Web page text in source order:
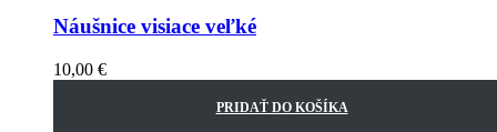
Náušnice visiace veľké
10,00 €
PRIDAŤ DO KOŠÍKA